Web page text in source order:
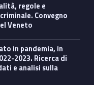
Convegno
Veneto
2023. Ricerca di
e analisi sulla